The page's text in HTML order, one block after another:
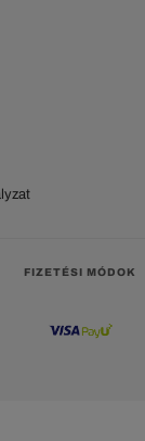
FIZETÉSI MÓDOK